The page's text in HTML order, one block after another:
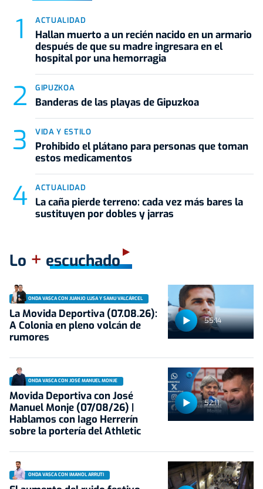
ACTUALIDAD
Hallan muerto a un recién nacido en un armario
después de que su madre ingresara en el
hospital por una hemorragia
GIPUZKOA
Banderas de las playas de Gipuzkoa
VIDA Y ESTILO
Prohibido el plátano para personas que toman
estos medicamentos
ACTUALIDAD
La caña pierde terreno: cada vez más bares la
sustituyen por dobles y jarras
Lo + escuchado
55:14
ONDA VASCA CON JUANJO LUSA Y SAMU VALCÁRCEL
La Movida Deportiva (07.08.26):
A Colonia en pleno volcán de
rumores
52:11
ONDA VASCA CON JOSÉ MANUEL MONJE
Movida Deportiva con José
Manuel Monje (07/08/26) |
Hablamos con Iago Herrerín
sobre la portería del Athletic
ONDA VASCA CON IMANOL ARRUTI